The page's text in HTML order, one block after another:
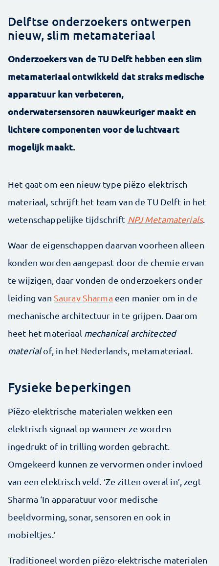
Delftse onderzoekers ontwerpen
nieuw, slim metamateriaal
Onderzoekers van de TU Delft hebben een slim
metamateriaal ontwikkeld dat straks medische
apparatuur kan verbeteren,
onderwatersensoren nauwkeuriger maakt en
lichtere componenten voor de luchtvaart
mogelijk maakt.
Het gaat om een nieuw type piëzo-elektrisch
materiaal, schrijft het team van de TU Delft in het
wetenschappelijke tijdschrift NPJ Metamaterials.
Waar de eigenschappen daarvan voorheen alleen
konden worden aangepast door de chemie ervan
te wijzigen, daar vonden de onderzoekers onder
leiding van Saurav Sharma een manier om in de
mechanische architectuur in te grijpen. Daarom
heet het materiaal mechanical architected
materialof, in het Nederlands, metamateriaal.
Fysieke beperkingen
Piëzo-elektrische materialen wekken een
elektrisch signaal op wanneer ze worden
ingedrukt of in trilling worden gebracht.
Omgekeerd kunnen ze vervormen onder invloed
van een elektrisch veld. ‘Ze zitten overal in’, zegt
Sharma ‘In apparatuur voor medische
beeldvorming, sonar, sensoren en ook in
mobieltjes.’
Traditioneel worden piëzo-elektrische materialen